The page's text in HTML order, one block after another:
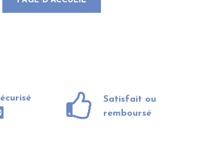
Satisfait ou
remboursé